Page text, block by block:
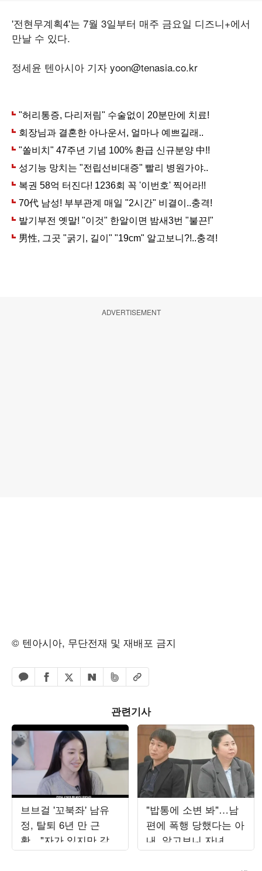
'전현무계획4'는 7월 3일부터 매주 금요일 디즈니+에서
만날 수 있다.
정세윤 텐아시아 기자 yoon@tenasia.co.kr
ADVERTISEMENT
© 텐아시아, 무단전재 및 재배포 금지
카카오톡 공유하기
페이스북 공유하기
엑스 공유하기
네이버 공유하기
밴드 공유하기
URL복사
관련기사
브브걸 '꼬북좌' 남유
정, 탈퇴 6년 만 근
황…"자가 있지만 갚을
빚 많아"
"밥통에 소변 봐"…남
편에 폭행 당했다는 아
내, 알고보니 자녀 방
치했다 ('이숙캠')